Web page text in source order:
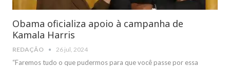
Obama oficializa apoio à campanha de
Kamala Harris
REDAÇÃO 26 jul, 2024
“Faremos tudo o que pudermos para que você passe por essa